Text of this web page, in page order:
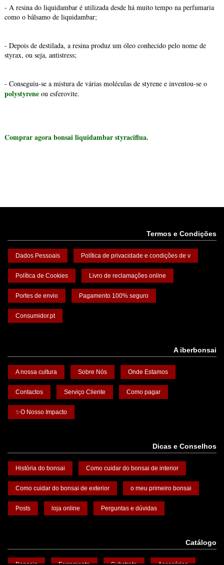
- A resina do liquidambar é utilizada desde há muito tempo na perfumaria
como o bâlsamo de liquidambar;
- Depois de destilada, a resina produz um óleo conhecido pelo nome de
styrax, ou seja, antistress;
- Conseguiu-se a mistura de várias moléculas de styrene e inventou-se o
polystyrene ou esferovite.
Comprar agora bonsai liquidambar styraciflua.
Termos e Condições
Dados Pessoais Política de privacidade e condições de v
Política de Cookies Livro de reclamações online
Portes de envio Pagamento 100% seguro
Consumidor.pt
A iberbonsai
A nossa cultura Sobre Nós Onde Estamos
Contactos Serviço Cliente Como pagar
✨O Nosso Impacto
Dicas e Conselhos
História do bonsai Como cuidar do bonsai de interior
Como cuidar do bonsai de exterior o meu primeiro bonsai
Posts loja online Perguntas e dúvidas
Catálogo